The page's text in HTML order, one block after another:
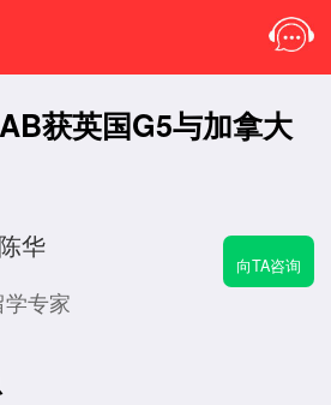
获英国G5与加拿大
华
专家
向TA咨询